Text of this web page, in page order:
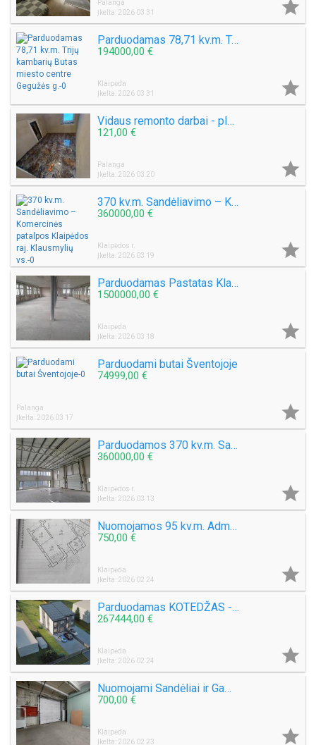
Palanga
Įkelta: 2026 03 31

Parduodamas 78,71 kv.m. Trijų kambarių Butas miesto centre Gegužės g.
194000,00 €
Klaipėda
Įkelta: 2026 03 31

Vidaus remonto darbai - plytelių klijavimas
121,00 €
Palanga
Įkelta: 2026 03 20

370 kv.m. Sandėliavimo – Komercinės patalpos Klaipėdos raj. Klausmylių vs.
360000,00 €
Klaipėdos r.
Įkelta: 2026 03 19

Parduodamas Pastatas Klaipėdos centre Naujojo Uosto g. Plotas 844 kv.m.
1500000,00 €
Klaipėda
Įkelta: 2026 03 18

Parduodami butai Šventojoje
74999,00 €
Palanga
Įkelta: 2026 03 17

Parduodamos 370 kv.m. Sandėliavimo – Komercinės patalpos Klaipėdos raj. Klausmylių vs. Ragaišio g.
360000,00 €
Klaipėdos r.
Įkelta: 2026 03 13

Nuomojamos 95 kv.m. Administracinės patalpos S. Daukanto g / Gegužės g.
750,00 €
Klaipėda
Įkelta: 2026 02 24

Parduodamas KOTEDŽAS - EŽERO G. SLENGIAI
267444,00 €
Klaipėda
Įkelta: 2026 02 24

Nuomojami Sandėliai ir Gamybinės patalpos Klaipėdoje
700,00 €
Klaipėda
Įkelta: 2026 02 23
